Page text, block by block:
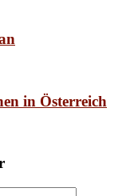
in Österreich